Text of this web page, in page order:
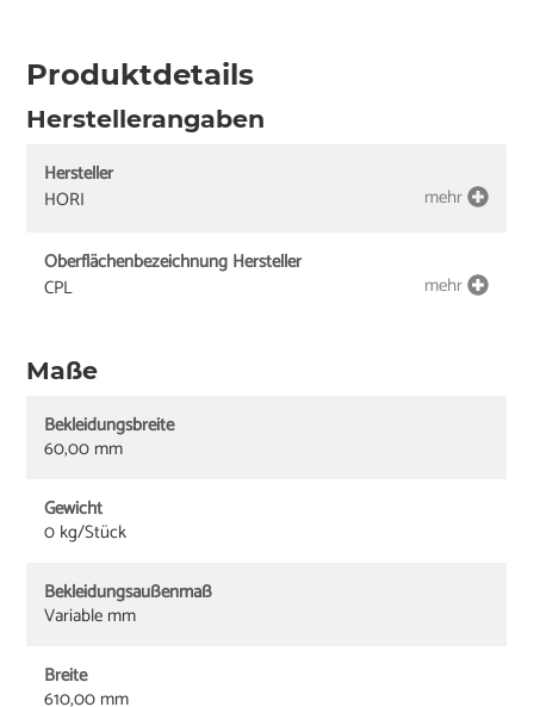
Produktdetails
Herstellerangaben
Hersteller
HORI
mehr
Oberflächenbezeichnung Hersteller
CPL
mehr
Maße
Bekleidungsbreite
60,00 mm
Gewicht
0 kg/Stück
Bekleidungsaußenmaß
Variable mm
Breite
610,00 mm